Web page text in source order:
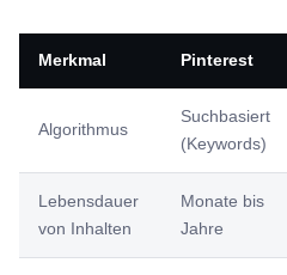
Merkmal Pinterest
Algorithmus
Suchbasiert
(Keywords)
Lebensdauer
von Inhalten
Monate bis
Jahre